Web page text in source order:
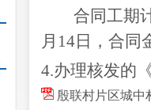
合同工期
月14日，合同
4.办理核发的
殷联村片区城中